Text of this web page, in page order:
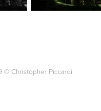
© Christopher Piccardi